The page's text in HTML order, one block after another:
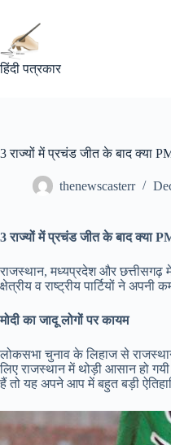
content
हिंदी पत्रकार
3 राज्यों में प्रचंड जीत के बाद क्या
thenewscasterr
3 राज्यों में प्रचंड जीत के बाद क्या
राजस्थान, मध्यप्रदेश और छत्तीसगढ़
क्षेत्रीय व राष्ट्रीय पार्टियों ने
मोदी का जादू लोगों पर कायम
लोकसभा चुनाव के लिहाज से
लिए राजस्थान में थोड़ी आसान हो
हैं तो यह अपने आप में बहुत बड़ी